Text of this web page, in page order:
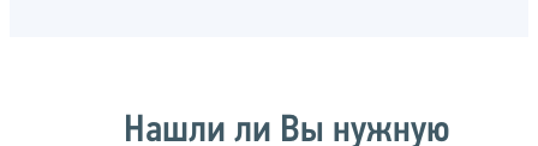
Нашли ли Вы нужную